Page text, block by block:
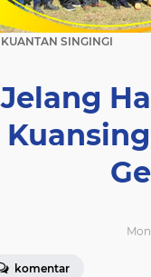
KUANTAN SINGINGI
Jelang
komentar